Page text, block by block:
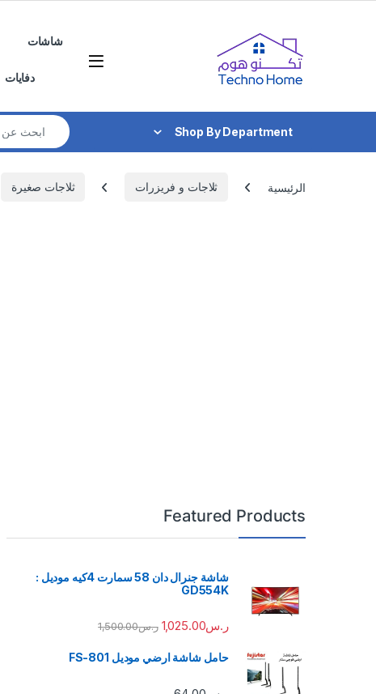
شاشات
دفايات
Shop By Department
Search for:
الرئيسية ثلاجات و فريزرات ثلاجات صغيرة
Featured Products
شاشة جنرال دان 58 سمارت 4كيه موديل :
GD554K
ر.س1,025.00 ر.س1,500.00
حامل شاشة ارضي موديل FS-801